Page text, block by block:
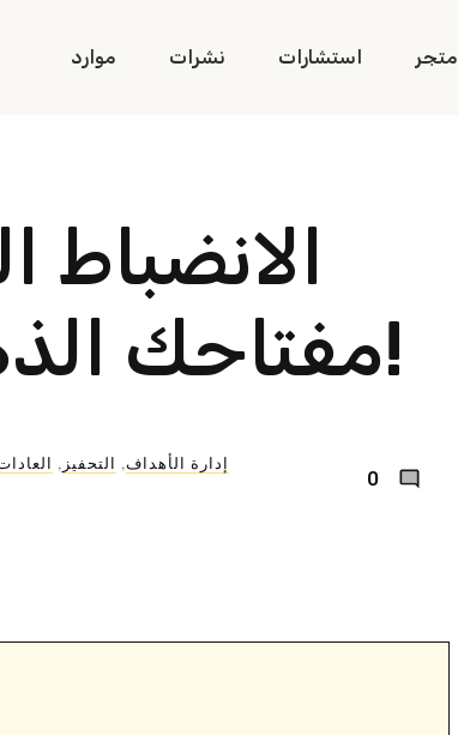
موارد نشرات استشارات متجر
الانضباط
مفتاحك الذهبي للنجاح!
إدارة الأهداف​, التحفيز ,
0